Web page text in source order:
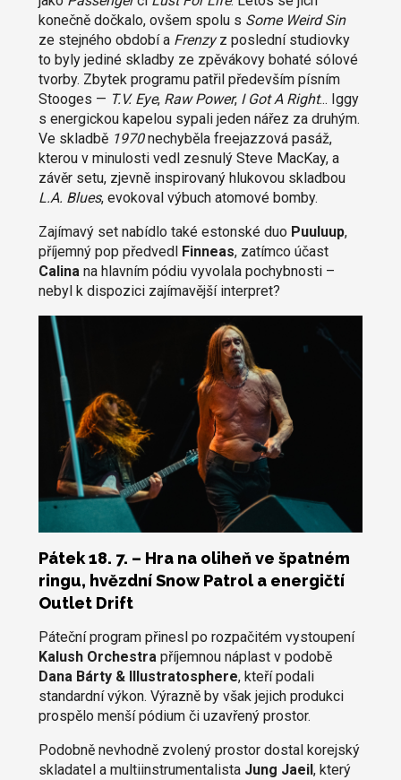
konečně dočkalo, ovšem spolu s Some Weird Sin
ze stejného období a Frenzyz poslední studiovky
to byly jediné skladby ze zpěvákovy bohaté sólové
tvorby. Zbytek programu patřil především písním
Stooges — T.V. Eye, Raw Power, I Got A Right... Iggy
s energickou kapelou sypali jeden nářez za druhým.
Ve skladbě 1970nechyběla freejazzová pasáž,
kterou v minulosti vedl zesnulý Steve MacKay, a
závěr setu, zjevně inspirovaný hlukovou skladbou
L.A. Blues, evokoval výbuch atomové bomby.
Zajímavý set nabídlo také estonské duo Puuluup,
příjemný pop předvedl
Finneas, zatímco účast
Calinana hlavním pódiu vyvolala pochybnosti –
nebyl k dispozici zajímavější interpret?
Pátek 18. 7. – Hra na oliheň ve špatném
ringu, hvězdní Snow Patrol a energičtí
Outlet Drift
Páteční program přinesl po rozpačitém vystoupení
Kalush Orchestra příjemnou náplast v podobě
Dana Bárty & Illustratosphere, kteří podali
standardní výkon. Výrazně by však jejich produkci
prospělo menší pódium či uzavřený prostor.
Podobně nevhodně zvolený prostor dostal korejský
skladatel a multiinstrumentalista Jung Jaeil , který